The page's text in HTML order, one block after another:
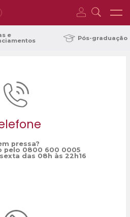
e Pós-graduação
pressa?
pelo 0800 600 0005
das 08h às 22h16